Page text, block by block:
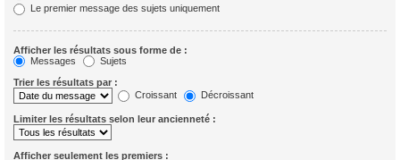
Le premier message des sujets uniquement
Afficher les résultats sous forme de :
Messages
Sujets
Trier les résultats par :
Croissant
Décroissant
Limiter les résultats selon leur ancienneté :
Afficher seulement les premiers :